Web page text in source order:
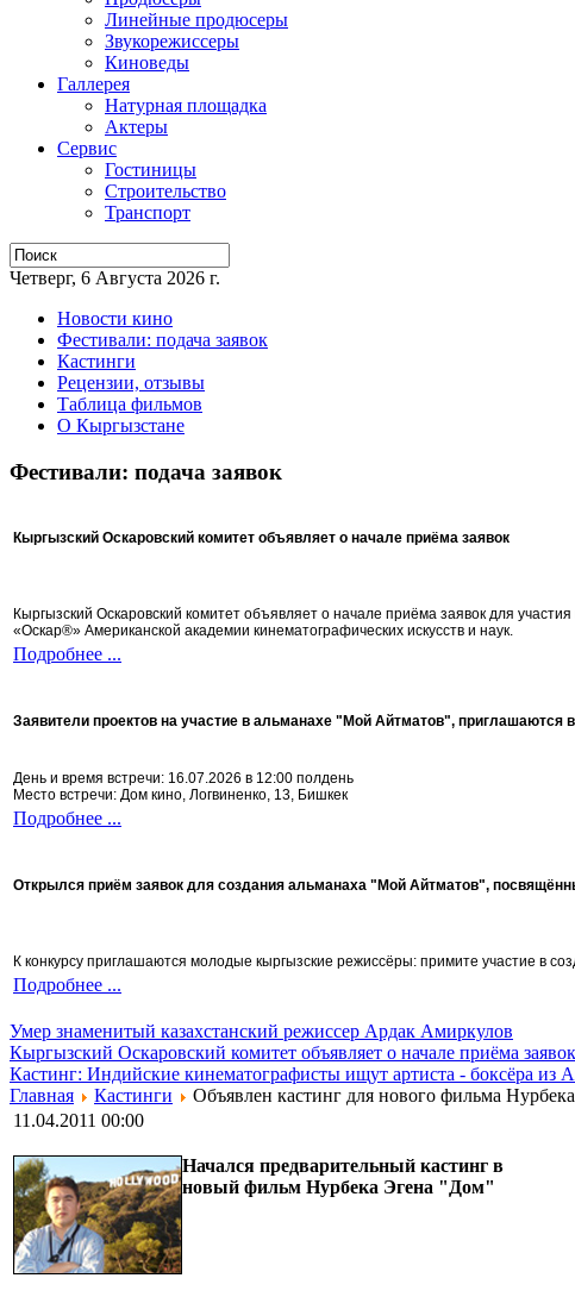
Линейные продюсеры
Звукорежиссеры
Киноведы
Галлерея
Натурная площадка
Актеры
Сервис
Гостиницы
Строительство
Транспорт
Четверг, 6 Августа 2026 г.
Новости кино
Фестивали: подача заявок
Кастинги
Рецензии, отзывы
Таблица фильмов
О Кыргызстане
Фестивали: подача заявок
Кыргызский Оскаровский комитет объявляет о начале приёма заявок
Кыргызский Оскаровский комитет объявляет о начале приёма заявок для
«Оскар®» Американской академии кинематографических искусств и наук.
Подробнее ...
Заявители проектов на участие в альманахе "Мой Айтматов", приглашаются
День и время встречи: 16.07.2026 в 12:00 полдень
Место встречи: Дом кино, Логвиненко, 13, Бишкек
Подробнее ...
Открылся приём заявок для создания альманаха "Мой Айтматов",
К конкурсу приглашаются молодые кыргызские режиссёры: примите участие в
Подробнее ...
Умер знаменитый казахстанский режиссер Ардак Амиркулов
Кыргызский Оскаровский комитет объявляет о начале приёма заявок
Кастинг: Индийские кинематографисты ищут артиста - боксёра из
Главная
Кастинги
Объявлен кастинг для нового фильма
11.04.2011 00:00
Начался предварительный кастинг в
новый фильм Нурбека Эгена "Дом"